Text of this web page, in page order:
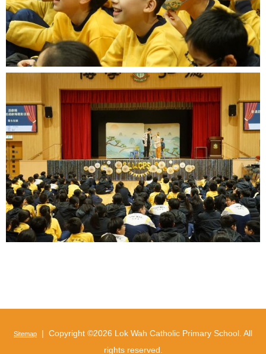
Sitemap | Copyright ©2026 Lok Wah Catholic Primary School. All
rights reserved.